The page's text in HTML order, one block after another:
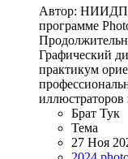
Автор:
программе
Графический
практикум
иллюстраторов
Брат Тук
Тема
27 Ноя